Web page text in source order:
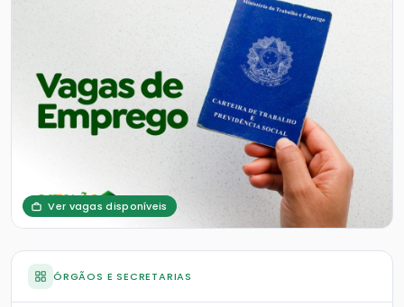
Ver vagas disponíveis
ÓRGÃOS E SECRETARIAS